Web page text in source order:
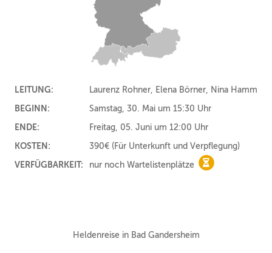
LEITUNG:
Laurenz Rohner, Elena Börner, Nina Hamm
BEGINN:
Samstag, 30. Mai um 15:30 Uhr
ENDE:
Freitag, 05. Juni um 12:00 Uhr
KOSTEN:
390€ (Für Unterkunft und Verpflegung)
VERFÜGBARKEIT:
nur noch Wartelistenplätze nur noch
Heldenreise in Bad Gandersheim